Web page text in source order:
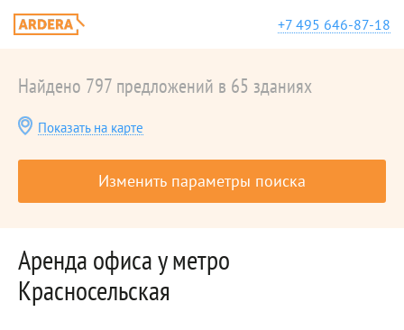
+7 495 646-87-18
Найдено 797 предложений в 65 зданиях
Показать на карте
Изменить параметры поиска
Аренда офиса у метро
Красносельская